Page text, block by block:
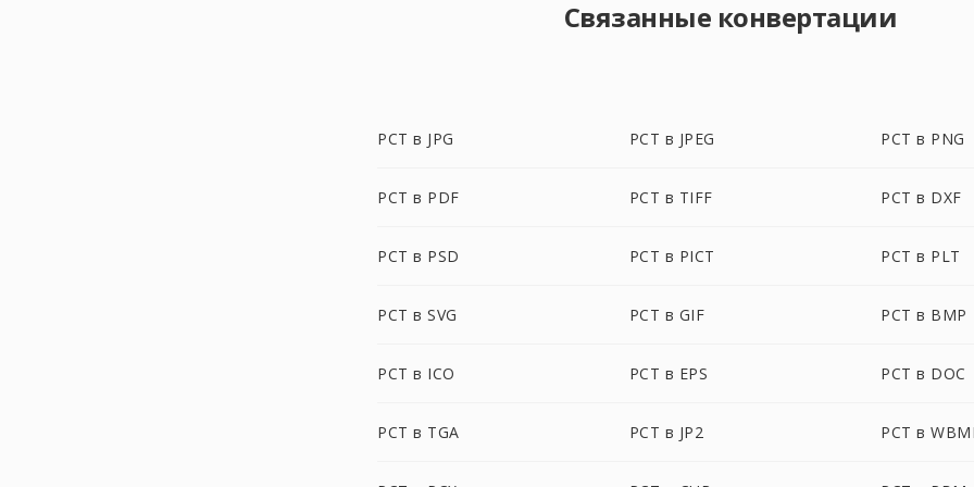
Связанные конвертации
PCT в JPG PCT в JPEG PCT в PNG
PCT в PDF PCT в TIFF PCT в DXF
PCT в PSD PCT в PICT PCT в PLT
PCT в SVG PCT в GIF PCT в BMP
PCT в ICO PCT в EPS PCT в DOC
PCT в TGA PCT в JP2 PCT в